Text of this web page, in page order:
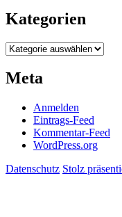
Kategorien
Kategorien
Meta
Anmelden
Eintrags-Feed
Kommentar-Feed
WordPress.org
Datenschutz Stolz